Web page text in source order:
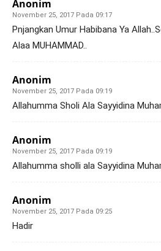
Anonim
November 25, 2017 Pada 09:17
Pnjangkan Umur Habibana Ya
Alaa MUHAMMAD..
Anonim
November 25, 2017 Pada 09:19
Allahumma Sholi Ala Sayyidina
Anonim
November 25, 2017 Pada 09:19
Allahumma sholli ala Sayyidina
Anonim
November 25, 2017 Pada 09:25
Hadir